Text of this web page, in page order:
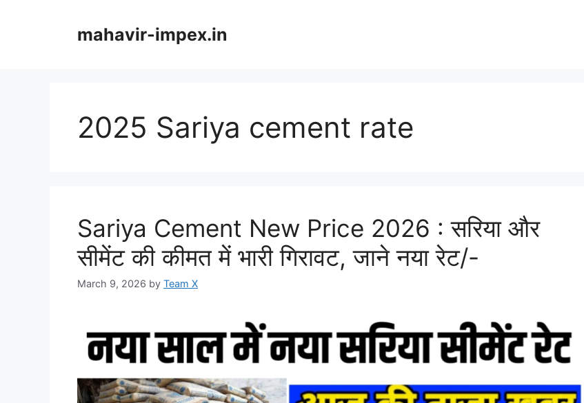
mahavir-impex.in
2025 Sariya cement rate
Sariya Cement New Price 2026 : सरिया और
सीमेंट की कीमत में भारी गिरावट, जाने नया रेट/-
March 9, 2026 by Team X